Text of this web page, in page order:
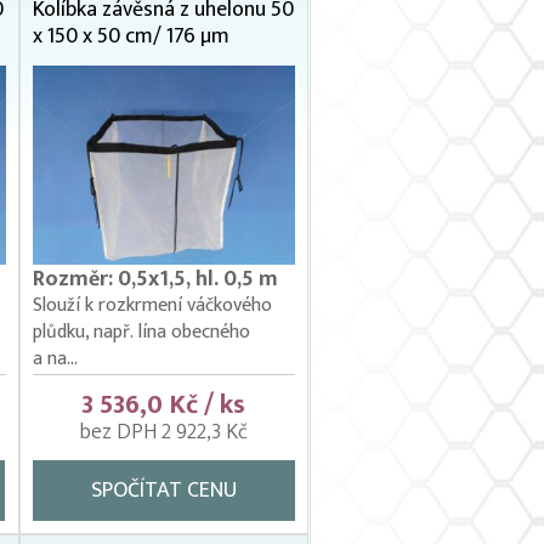
Kolíbka závěsná z uhelonu 50
x 150 x 50 cm/ 176 µm
Rozměr: 0,5x1,5, hl. 0,5 m
Slouží k rozkrmení váčkového
plůdku, např. lína obecného
a na...
3 536,0 Kč / ks
bez DPH 2 922,3 Kč
SPOČÍTAT CENU